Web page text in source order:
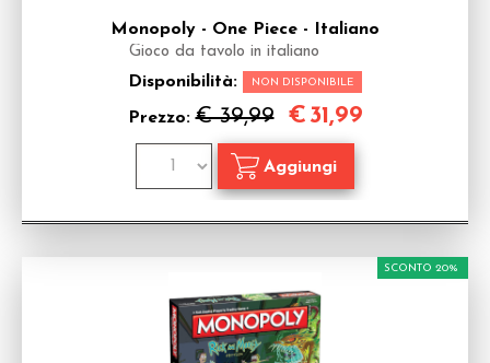
Monopoly - One Piece - Italiano
Gioco da tavolo in italiano
Disponibilità: NON DISPONIBILE
Prezzo:€ 39,99 € 31,99
SCONTO 20%